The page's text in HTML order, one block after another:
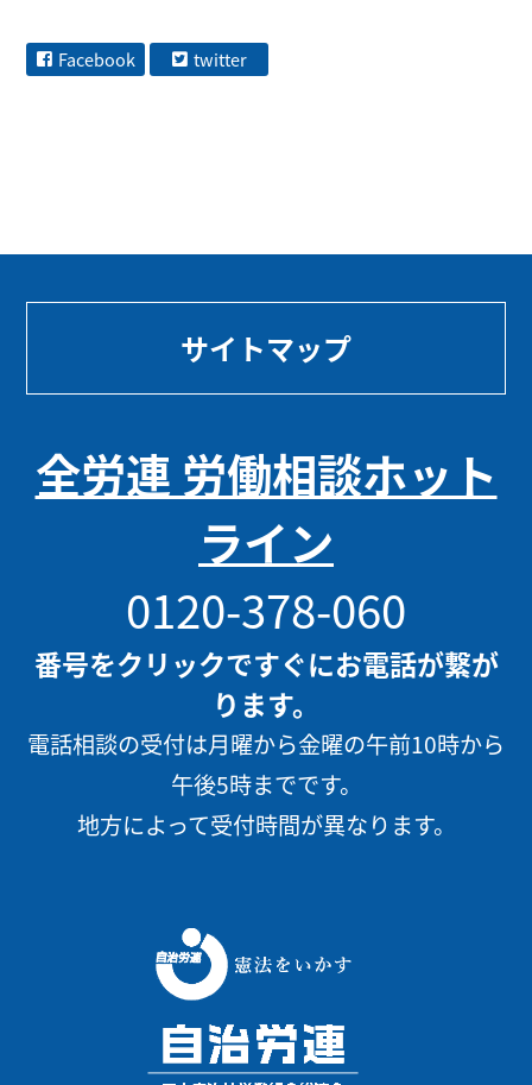
Facebook twitter
サイトマップ
全労連 労働相談ホット
ライン
0120-378-060
番号をクリックですぐにお電話が繋が
ります。
電話相談の受付は月曜から金曜の午前10時から
午後5時までです。
地方によって受付時間が異なります。